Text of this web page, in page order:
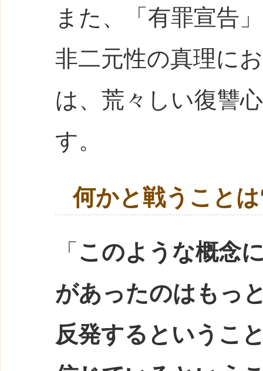
また、「有罪宣告
非二元性の真理に
は、荒々しい復讐
す。
何かと戦うこと
「 このような概念
があったのはもっ
反発するというこ